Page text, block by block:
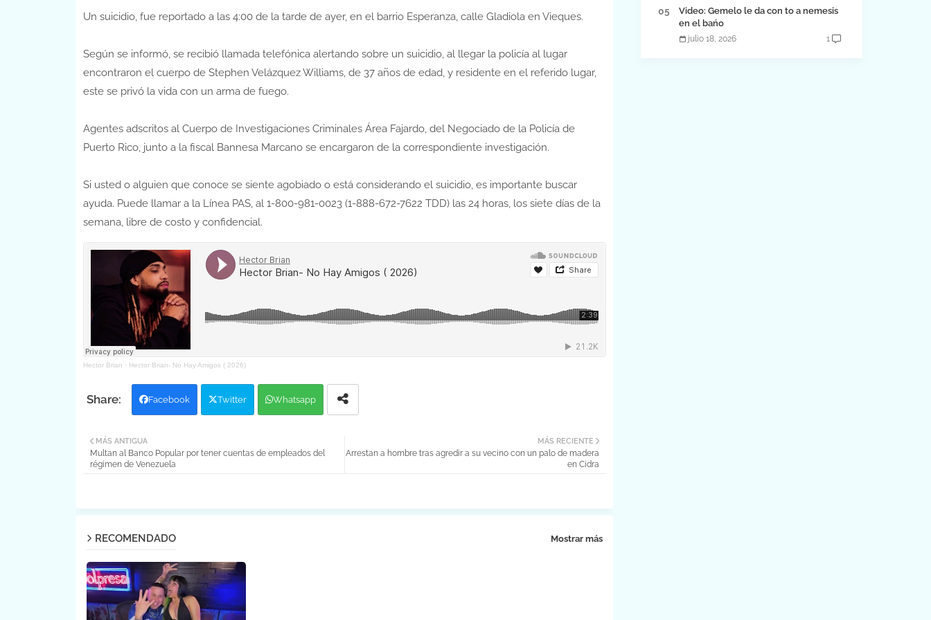
Un suicidio, fue reportado a las 4:00 de la tarde de ayer, en el barrio Esperanza, calle Gladiola en Vieques.
Según se informó, se recibió llamada telefónica alertando sobre un suicidio, al llegar la policía al lugar
encontraron el cuerpo de Stephen Velázquez Williams, de 37 años de edad, y residente en el referido lugar,
este se privó la vida con un arma de fuego.
Agentes adscritos al Cuerpo de Investigaciones Criminales Área Fajardo, del Negociado de la Policía de
Puerto Rico, junto a la fiscal Bannesa Marcano se encargaron de la correspondiente investigación.
Si usted o alguien que conoce se siente agobiado o está considerando el suicidio, es importante buscar
ayuda. Puede llamar a la Línea PAS, al 1-800-981-0023 (1-888-672-7622 TDD) las 24 horas, los siete días de la
semana, libre de costo y confidencial.
Hector Brian · Hector Brian- No Hay Amigos ( 2026)
Facebook Twitter Whatsapp
MÁS RECIENTE
Arrestan a hombre tras agredir a su vecino con un palo de madera
en Cidra
MÁS ANTIGUA
Multan al Banco Popular por tener cuentas de empleados del
régimen de Venezuela
RECOMENDADO Mostrar más
Video: Gemelo le da con to a nemesis
en el bańo
julio 18, 2026 1